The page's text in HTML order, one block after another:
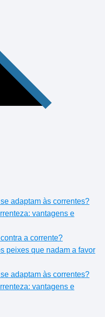
adaptam às correntes?
vantagens e
a corrente?
peixes que nadam a favor
adaptam às correntes?
vantagens e